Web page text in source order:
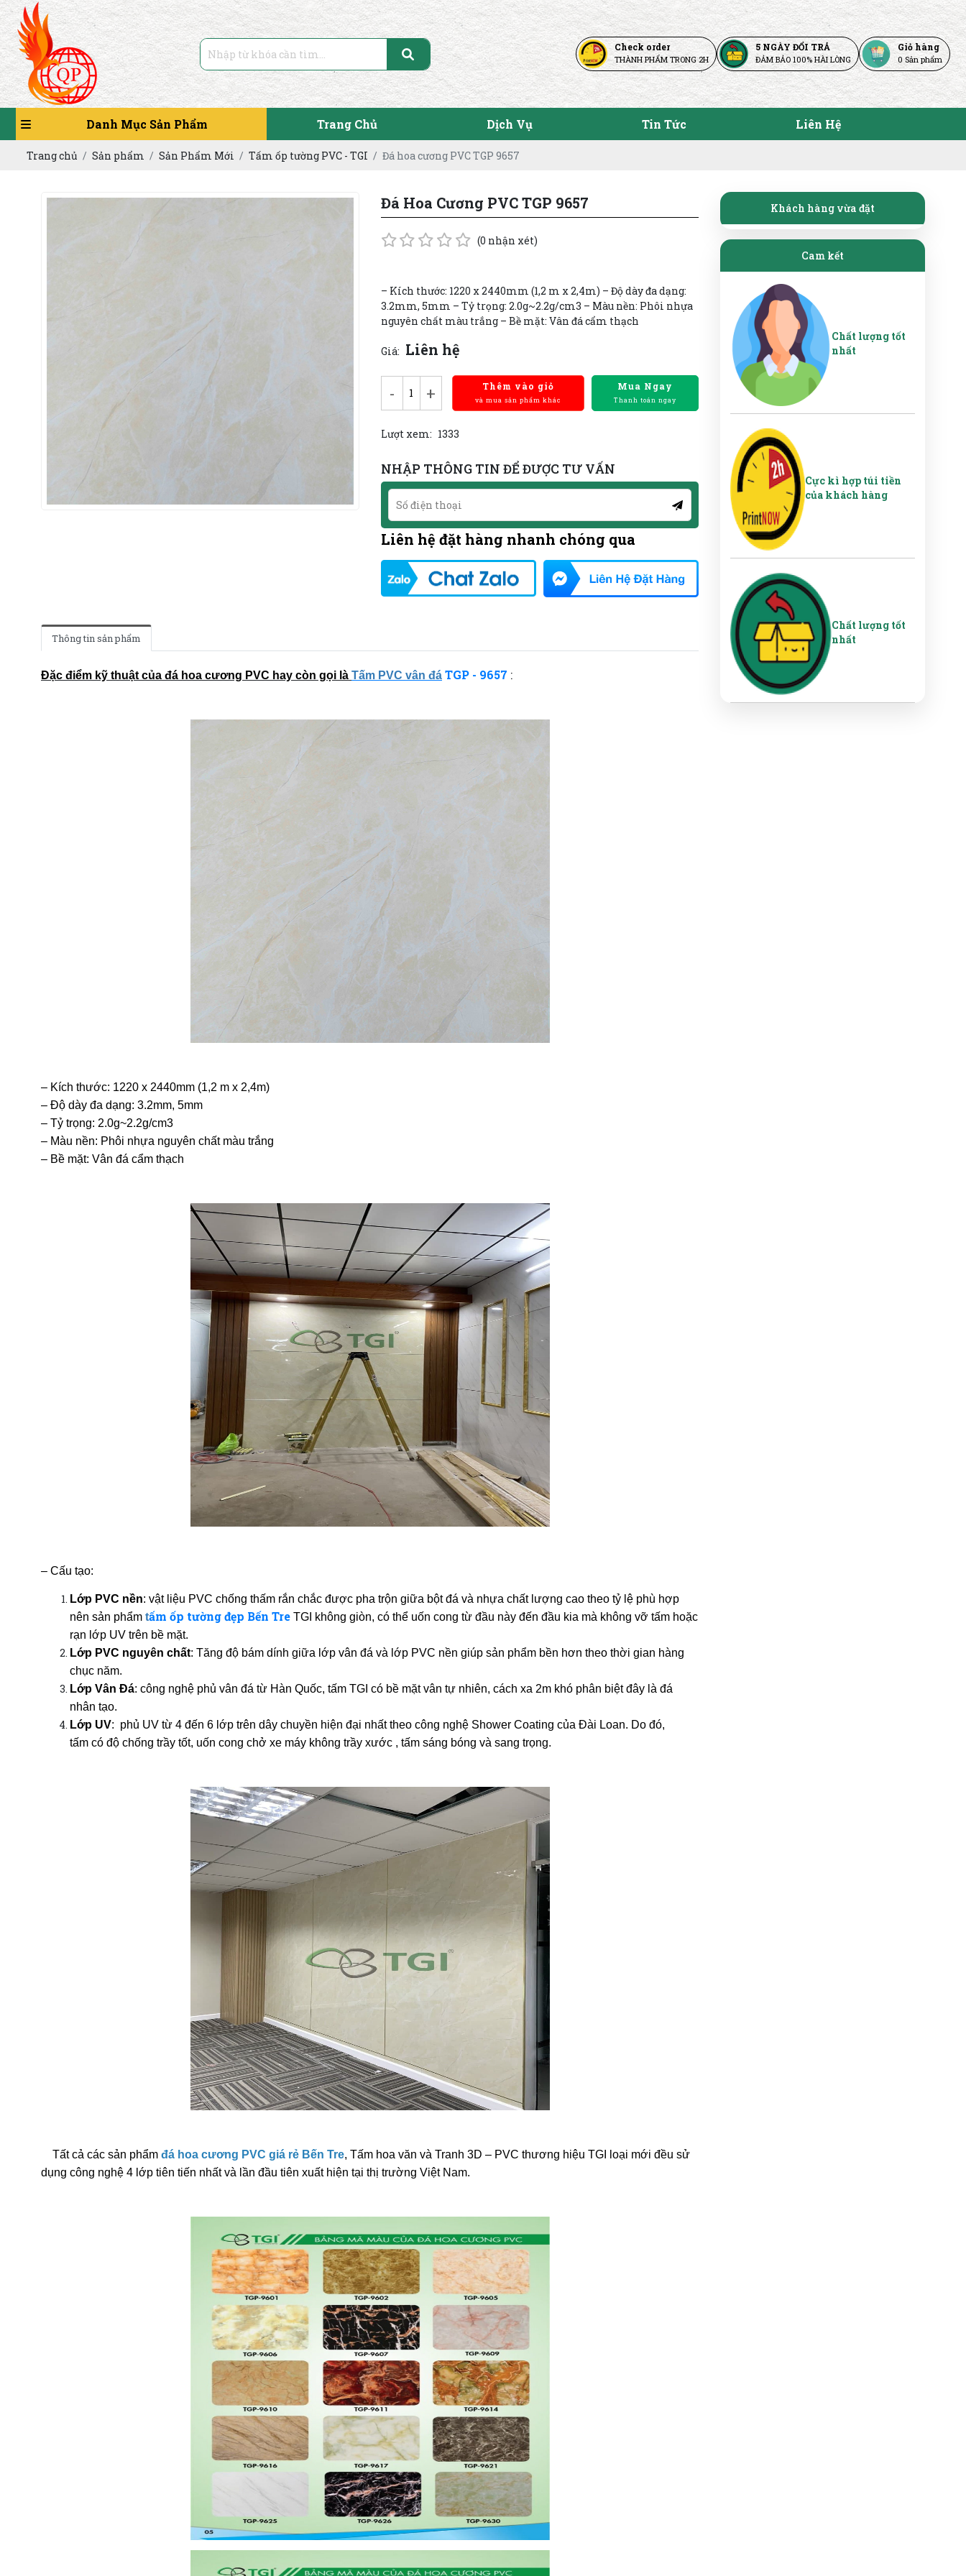
Check order
THÀNH PHẨM TRONG 2H
5 NGÀY ĐỔI TRẢ
ĐẢM BẢO 100% HÀI LÒNG
Giỏ hàng
0 Sản phẩm
Danh Mục Sản Phẩm Trang Chủ Dịch Vụ Tin Tức Liên Hệ
Trang chủ Sản phẩm Sản Phẩm Mới Tấm ốp tường PVC - TGI Đá hoa cương PVC TGP 9657
Đá Hoa Cương PVC TGP 9657
(0 nhận xét)
– Kích thước: 1220 x 2440mm (1,2 m x 2,4m) – Độ dày đa dạng:
3.2mm, 5mm – Tỷ trọng: 2.0g~2.2g/cm3 – Màu nền: Phôi nhựa
nguyên chất màu trắng – Bề mặt: Vân đá cẩm thạch
Giá: Liên hệ
- + Thêm vào giỏ
và mua sản phẩm khác
Mua Ngay
Thanh toán ngay
Lượt xem: 1333
NHẬP THÔNG TIN ĐỂ ĐƯỢC TƯ VẤN
Liên hệ đặt hàng nhanh chóng qua
Thông tin sản phẩm
Đặc điểm kỹ thuật của đá hoa cương PVC hay còn gọi là Tấm PVC vân đá TGP - 9657 :
– Kích thước: 1220 x 2440mm (1,2 m x 2,4m)
– Độ dày đa dạng: 3.2mm, 5mm
– Tỷ trọng: 2.0g~2.2g/cm3
– Màu nền: Phôi nhựa nguyên chất màu trắng
– Bề mặt: Vân đá cẩm thạch
– Cấu tạo:
Lớp PVC nền: vật liệu PVC chống thấm rắn chắc được pha trộn giữa bột đá và nhựa chất lượng cao theo tỷ lệ phù hợp
nên sản phẩm tấm ốp tường đẹp Bến Tre TGI không giòn, có thể uốn cong từ đầu này đến đầu kia mà không vỡ tấm hoặc
rạn lớp UV trên bề mặt.
Lớp PVC nguyên chất: Tăng độ bám dính giữa lớp vân đá và lớp PVC nền giúp sản phẩm bền hơn theo thời gian hàng
chục năm.
Lớp Vân Đá: công nghệ phủ vân đá từ Hàn Quốc, tấm TGI có bề mặt vân tự nhiên, cách xa 2m khó phân biệt đây là đá
nhân tạo.
Lớp UV: phủ UV từ 4 đến 6 lớp trên dây chuyền hiện đại nhất theo công nghệ Shower Coating của Đài Loan. Do đó,
tấm có độ chống trầy tốt, uốn cong chở xe máy không trầy xước , tấm sáng bóng và sang trọng.
Tất cả các sản phẩm đá hoa cương PVC giá rẻ Bến Tre, Tấm hoa văn và Tranh 3D – PVC thương hiệu TGI loại mới đều sử
dụng công nghệ 4 lớp tiên tiến nhất và lần đầu tiên xuất hiện tại thị trường Việt Nam.
Khách hàng vừa đặt
Cam kết
Chất lượng tốt
nhất
Cực kì hợp túi tiền
của khách hàng
Chất lượng tốt
nhất